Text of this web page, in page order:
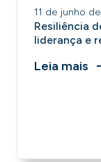
11 de junho
Resiliência
liderança e
Leia mais